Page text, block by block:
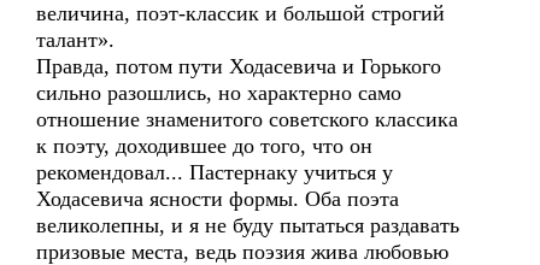
величина, поэт-классик и большой строгий
талант».
Правда, потом пути Ходасевича и Горького
сильно разошлись, но характерно само
отношение знаменитого советского классика
к поэту, доходившее до того, что он
рекомендовал... Пастернаку учиться у
Ходасевича ясности формы. Оба поэта
великолепны, и я не буду пытаться раздавать
призовые места, ведь поэзия жива любовью